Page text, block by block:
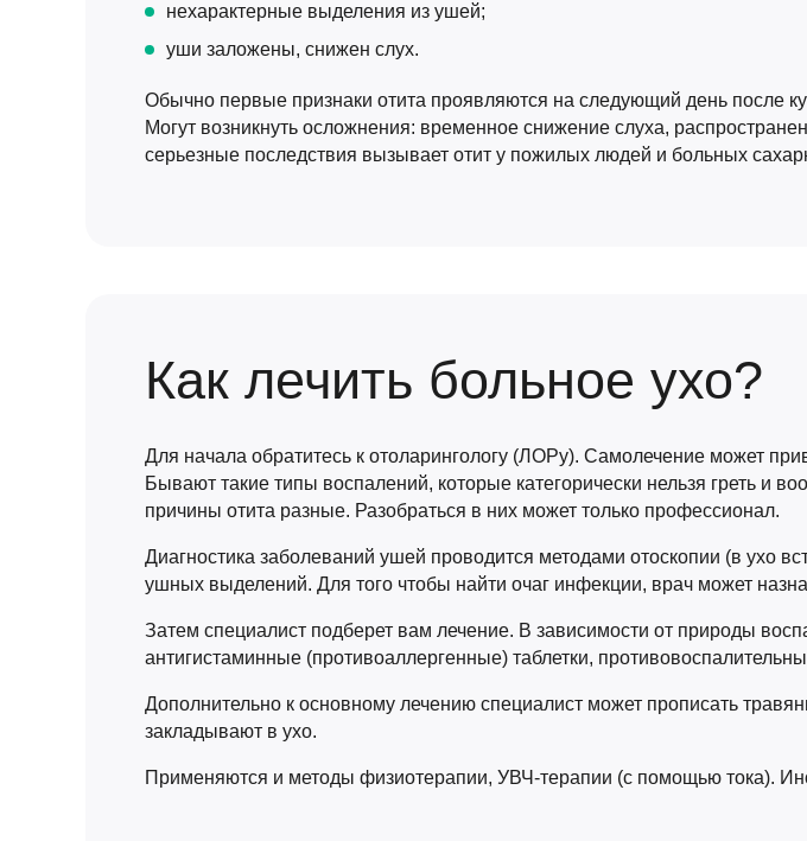
нехарактерные выделения из ушей;
уши заложены, снижен слух.
Обычно первые признаки отита проявляются на следующий день после
Могут возникнуть осложнения: временное снижение слуха,
серьезные последствия вызывает отит у пожилых людей и больных
Как лечить больное ухо?
Для начала обратитесь к отоларингологу (ЛОРу). Самолечение может
Бывают такие типы воспалений, которые категорически нельзя греть и
причины отита разные. Разобраться в них может только профессионал.
Диагностика заболеваний ушей проводится методами отоскопии (в ухо
ушных выделений. Для того чтобы найти очаг инфекции, врач может
Затем специалист подберет вам лечение. В зависимости от природы
антигистаминные (противоаллергенные) таблетки,
Дополнительно к основному лечению специалист может прописать
закладывают в ухо.
Применяются и методы физиотерапии, УВЧ-терапии (с помощью тока).